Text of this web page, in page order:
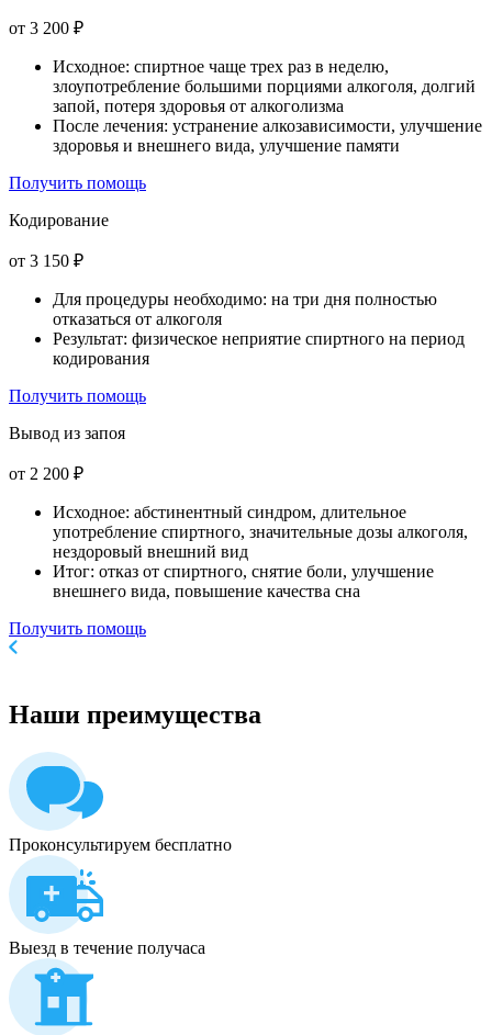
от 3 200 ₽
Исходное: спиртное чаще трех раз в неделю,
злоупотребление большими порциями алкоголя, долгий
запой, потеря здоровья от алкоголизма
После лечения: устранение алкозависимости, улучшение
здоровья и внешнего вида, улучшение памяти
Получить помощь
Кодирование
от 3 150 ₽
Для процедуры необходимо: на три дня полностью
отказаться от алкоголя
Результат: физическое неприятие спиртного на период
кодирования
Получить помощь
Вывод из запоя
от 2 200 ₽
Исходное: абстинентный синдром, длительное
употребление спиртного, значительные дозы алкоголя,
нездоровый внешний вид
Итог: отказ от спиртного, снятие боли, улучшение
внешнего вида, повышение качества сна
Получить помощь
Наши преимущества
Проконсультируем бесплатно
Выезд в течение получаса